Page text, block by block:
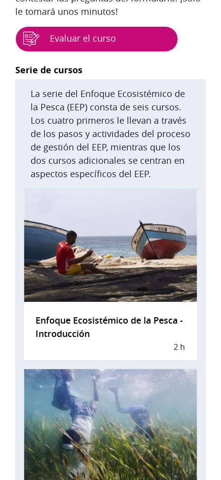
le tomará unos minutos!
Evaluar el curso
Bloques
Serie de cursos
La serie del Enfoque Ecosistémico de
la Pesca (EEP) consta de seis cursos.
Los cuatro primeros le llevan a través
de los pasos y actividades del proceso
de gestión del EEP, mientras que los
dos cursos adicionales se centran en
aspectos específicos del EEP.
Enfoque Ecosistémico de la Pesca -
Introducción
2 h